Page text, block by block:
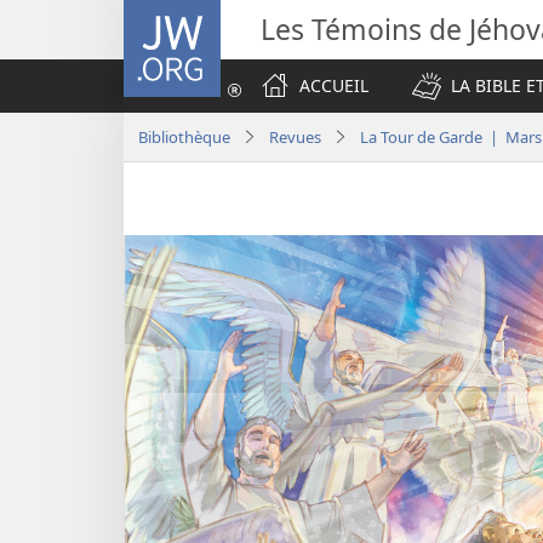
JW.ORG Les Témoins de
ACCUEIL
LA BIBLE
Bibliothèque Revues La Tour de Garde | Mars